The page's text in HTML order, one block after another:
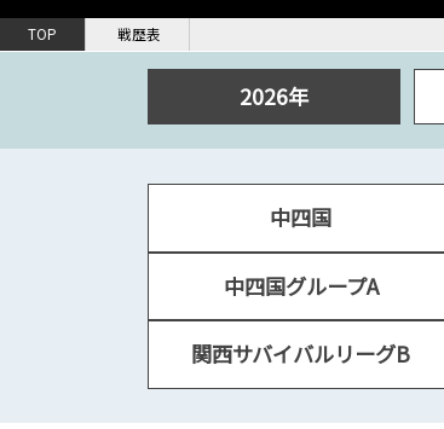
TOP 戦歴表
2026年
中四国
中四国グループA
関西サバイバルリーグB